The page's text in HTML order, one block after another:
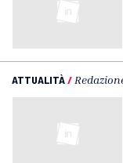
ATTUALITÀ/